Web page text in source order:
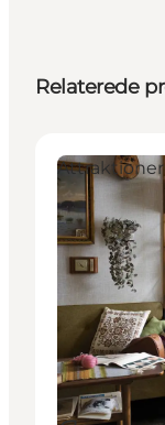
Relaterede
Attraktioner